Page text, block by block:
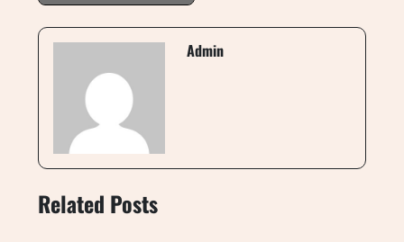
Admin
Related Posts